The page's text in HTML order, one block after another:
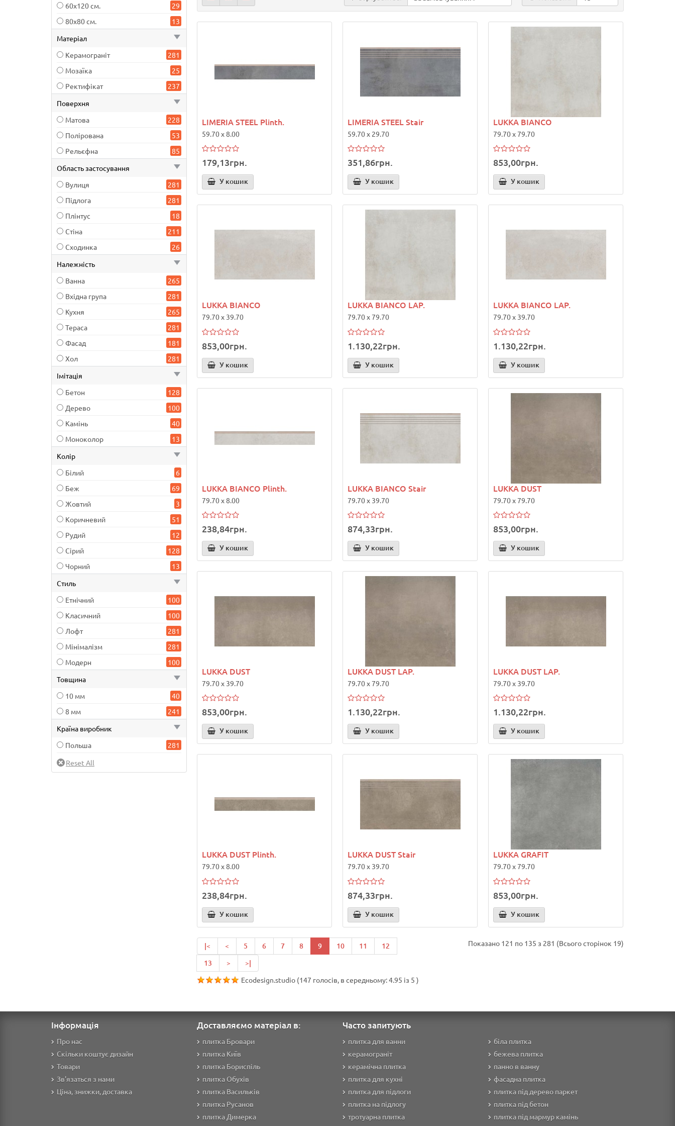
60х120 см.
29
80х80 см.
13
Матеріал
Керамограніт
281
Мозаїка
25
Ректифікат
237
Поверхня
Матова
228
Полірована
53
Рельєфна
85
Область застосування
Вулиця
281
Підлога
281
Плінтус
18
Стіна
211
Сходинка
26
Належність
Ванна
265
Вхідна група
281
Кухня
265
Тераса
281
Фасад
181
Хол
281
Імітація
Бетон
128
Дерево
100
Камінь
40
Моноколор
13
Колір
Білий
6
Беж
69
Жовтий
3
Коричневий
51
Рудий
12
Сірий
128
Чорний
13
Стиль
Етнічний
100
Класичний
100
Лофт
281
Мінімалізм
281
Модерн
100
Товщина
10 мм
40
8 мм
241
Країна виробник
Польша
281
LIMERIA STEEL Plinth.
59.70 x 8.00
179,13грн.
У кошик
LIMERIA STEEL Stair
59.70 x 29.70
351,86грн.
У кошик
LUKKA BIANCO
79.70 x 79.70
853,00грн.
У кошик
LUKKA BIANCO
79.70 x 39.70
853,00грн.
У кошик
LUKKA BIANCO LAP.
79.70 x 79.70
1.130,22грн.
У кошик
LUKKA BIANCO LAP.
79.70 x 39.70
1.130,22грн.
У кошик
LUKKA BIANCO Plinth.
79.70 x 8.00
238,84грн.
У кошик
LUKKA BIANCO Stair
79.70 x 39.70
874,33грн.
У кошик
LUKKA DUST
79.70 x 79.70
853,00грн.
У кошик
LUKKA DUST
79.70 x 39.70
853,00грн.
У кошик
LUKKA DUST LAP.
79.70 x 79.70
1.130,22грн.
У кошик
LUKKA DUST LAP.
79.70 x 39.70
1.130,22грн.
У кошик
LUKKA DUST Plinth.
79.70 x 8.00
238,84грн.
У кошик
LUKKA DUST Stair
79.70 x 39.70
874,33грн.
У кошик
LUKKA GRAFIT
79.70 x 79.70
853,00грн.
У кошик
|< < 5 6 7 8 9 10 11
12
13
> >|
Показано 121 по 135 з 281 (Всього сторінок 19)
Ecodesign.studio (147 голосів, в середньому:4.95 із 5 )
Інформація
Про нас
Скільки коштує дизайн
Товари
Зв'язаться з нами
Ціна, знижки, доставка
Доставляємо матеріал в:
плитка Бровари
плитка Київ
плитка Бориспіль
плитка Обухів
плитка Васильків
плитка Русанов
плитка Димерка
Часто запитують
плитка для ванни
керамограніт
керамічна плитка
плитка для кухні
плитка для підлоги
плитка на підлогу
тротуарна плитка
біла плитка
бежева плитка
панно в ванну
фасадна плитка
плитка під дерево паркет
плитка під бетон
плитка під мармур камінь